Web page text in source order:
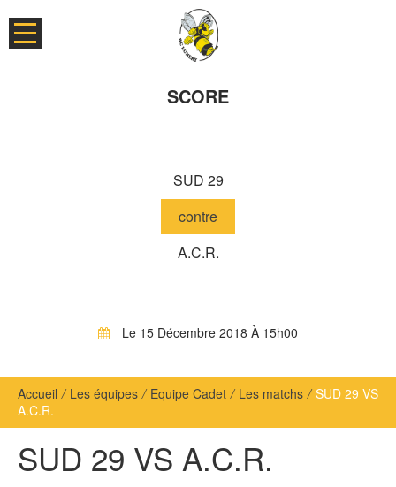
SCORE
SUD 29
contre
A.C.R.
Le 15 Décembre 2018 À 15h00
Accueil / Les équipes / Equipe Cadet / Les matchs / SUD 29 VS
A.C.R.
SUD 29 VS A.C.R.